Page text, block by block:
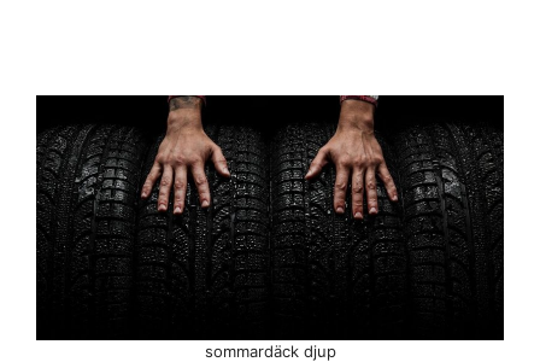
sommardäck djup